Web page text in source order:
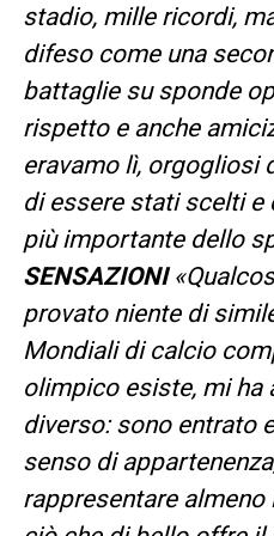
stadio, mille ricordi,
difeso come una
battaglie su sponde
rispetto e anche
eravamo lì, orgogliosi
di essere stati scelti e
più importante dello
SENSAZIONI
provato niente di
Mondiali di calcio
olimpico esiste, mi ha
diverso: sono entrato
senso di
rappresentare